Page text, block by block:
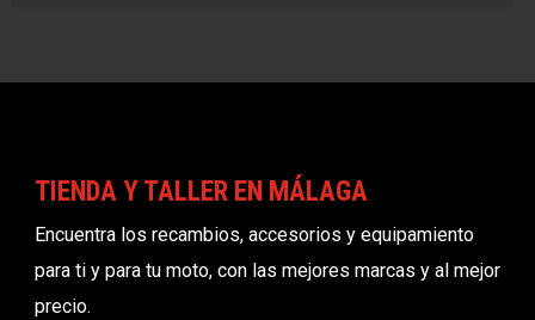
TIENDA Y TALLER EN MÁLAGA
Encuentra los recambios, accesorios y equipamiento
para ti y para tu moto, con las mejores marcas y al mejor
precio.